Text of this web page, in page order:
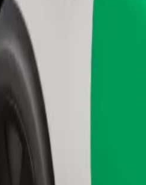
suurusega autodega.